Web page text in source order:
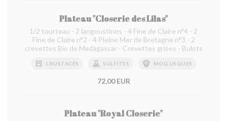
Plateau "Closerie des Lilas"
1/2 tourteau - 2 langoustines - 4 Fine de Claire n°4 - 2
Fine de Claire n°2 - 4 Pleine Mer de Bretagne n°3 - 2
crevettes Bio de Madagascar - Crevettes grises - Bulots
CRUSTACÉS SULFITES MOLLUSQUES
72,00 EUR
Plateau "Royal Closerie"